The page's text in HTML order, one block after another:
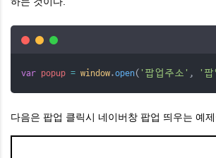
var popup = window.open( '팝업주소' , '팝
다음은 팝업 클릭시 네이버창 팝업 띄우는 예제